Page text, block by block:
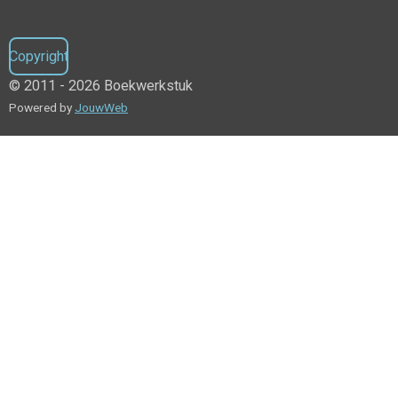
Copyright
© 2011 - 2026 Boekwerkstuk
Powered by JouwWeb